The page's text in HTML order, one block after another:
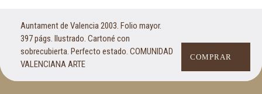
Auntament de Valencia 2003. Folio mayor.
397 págs. Ilustrado. Cartoné con
sobrecubierta. Perfecto estado. COMUNIDAD
VALENCIANA ARTE
COMPRAR